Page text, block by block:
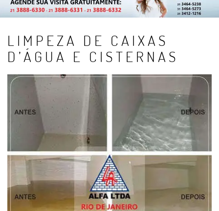
LIMPEZA DE CAIXAS
D’ÁGUA E CISTERNAS